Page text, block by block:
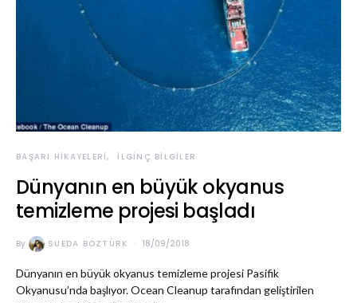
BAŞARI HIKAYELERI İLGINÇ BILGILER
Dünyanın en büyük okyanus
temizleme projesi başladı
By SUEDA BOZTÜRK 18/09/2018
Dünyanın en büyük okyanus temizleme projesi Pasifik
Okyanusu’nda başlıyor. Ocean Cleanup tarafından geliştirilen